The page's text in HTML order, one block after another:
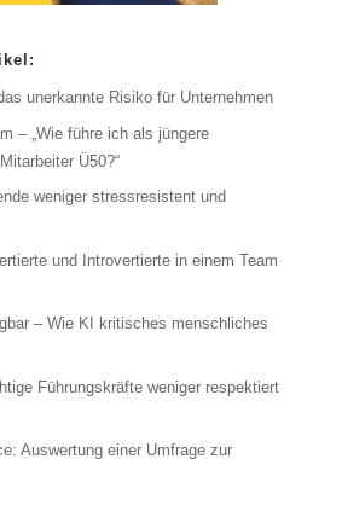
unerkannte Risiko für Unternehmen
– „Wie führe ich als jüngere
Ü50?“
weniger stressresistent und
und Introvertierte in einem Team
– Wie KI kritisches menschliches
Führungskräfte weniger respektiert
Auswertung einer Umfrage zur